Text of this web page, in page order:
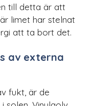
till detta är att
limet har stelnat
att ta bort det.
av externa
fukt, är de